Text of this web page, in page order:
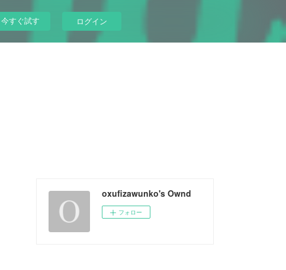
今すぐ試す ログイン
oxufizawunko's Ownd
フォロー